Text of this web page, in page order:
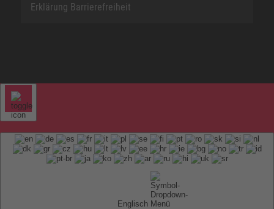
Erklärung Barrierefreiheit
Englisch